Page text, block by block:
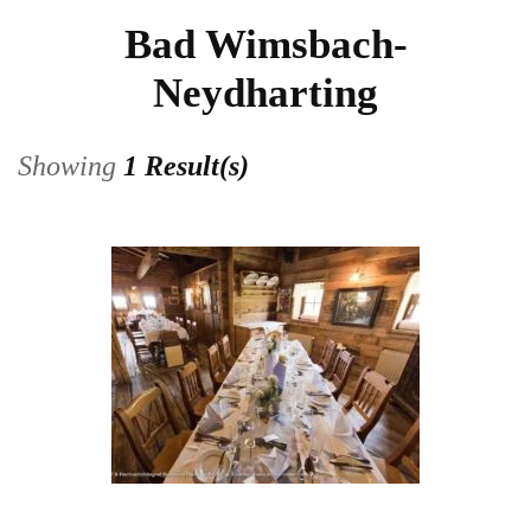
Bad Wimsbach-
Neydharting
Showing 1 Result(s)